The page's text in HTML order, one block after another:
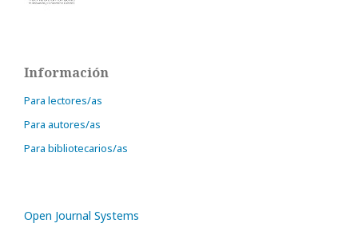
Información
Para lectores/as
Para autores/as
Para bibliotecarios/as
Open Journal Systems